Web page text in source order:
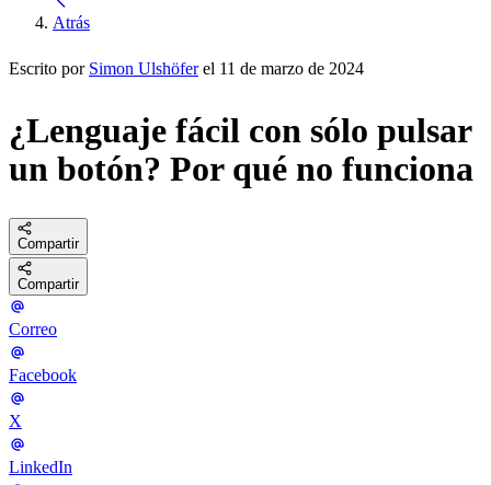
Atrás
Escrito por Simon Ulshöferel 11 de marzo de 2024
¿Lenguaje fácil con sólo pulsar
un botón? Por qué no funciona
Compartir
Compartir
Correo
Facebook
X
LinkedIn